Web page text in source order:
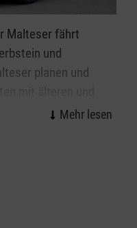
2
Malteser fährt
und
planen und
noch zu Hause oder
Angesteuert
in Anspruch